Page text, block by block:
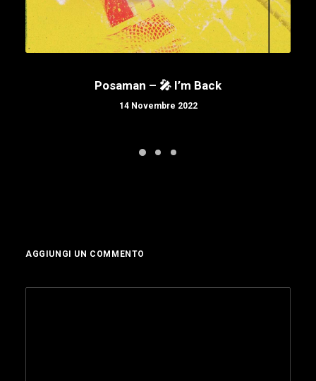
Posaman – 🎤 I’m Back
14 Novembre 2022
AGGIUNGI UN COMMENTO